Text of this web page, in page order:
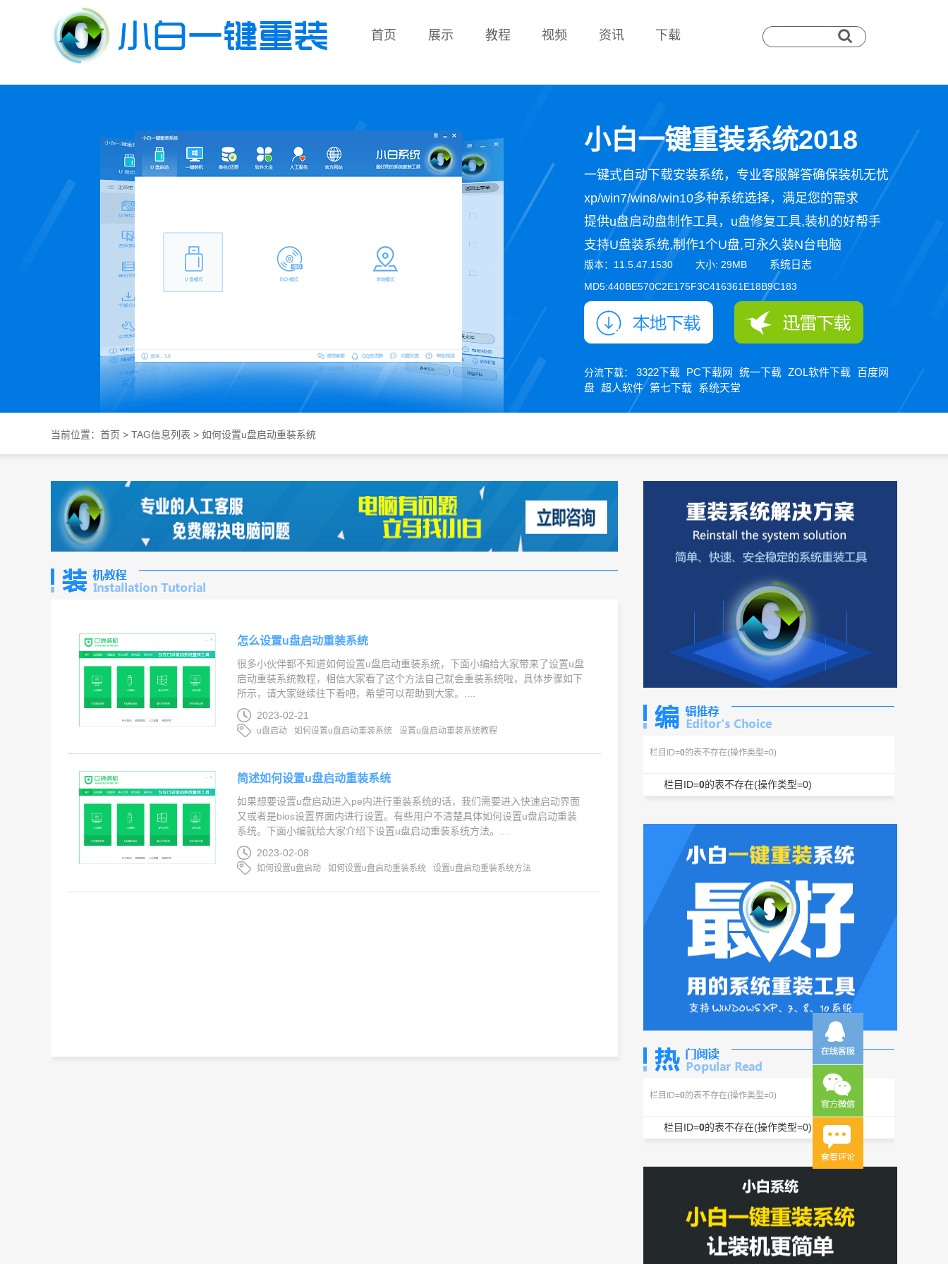
首页 展示 教程 视频 资讯 下载
小白一键重装系统2018
一键式自动下载安装系统，专业客服解答确保装机无忧
xp/win7/win8/win10多种系统选择，满足您的需求
提供u盘启动盘制作工具，u盘修复工具,装机的好帮手
支持U盘装系统,制作1个U盘,可永久装N台电脑
版本：11.5.47.1530 大小: 29MB 系统日志
MD5:440BE570C2E175F3C416361E18B9C183
分流下载： 3322下载 PC下载网 统一下载 ZOL软件下载 百度网
盘 超人软件 第七下载 系统天堂
当前位置： 首页 > TAG信息列表 > 如何设置u盘启动重装系统
怎么设置u盘启动重装系统
很多小伙伴都不知道如何设置u盘启动重装系统，下面小编给大家带来了设置u盘
启动重装系统教程，相信大家看了这个方法自己就会重装系统啦，具体步骤如下
所示，请大家继续往下看吧，希望可以帮助到大家。....
2023-02-21
u盘启动 如何设置u盘启动重装系统 设置u盘启动重装系统教程
简述如何设置u盘启动重装系统
如果想要设置u盘启动进入pe内进行重装系统的话，我们需要进入快速启动界面
又或者是bios设置界面内进行设置。有些用户不清楚具体如何设置u盘启动重装
系统。下面小编就给大家介绍下设置u盘启动重装系统方法。....
2023-02-08
如何设置u盘启动 如何设置u盘启动重装系统 设置u盘启动重装系统方法
栏目ID=0 的表不存在(操作类型=0)
栏目ID=0的表不存在(操作类型=0)
栏目ID=0 的表不存在(操作类型=0)
栏目ID=0的表不存在(操作类型=0)